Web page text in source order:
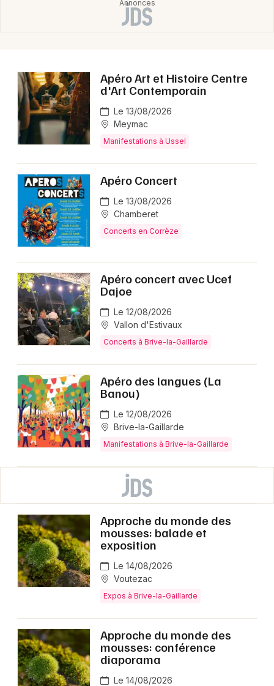
Apéro Art et Histoire Centre
d'Art Contemporain
Le 13/08/2026
Meymac
Manifestations à Ussel
Apéro Concert
Le 13/08/2026
Chamberet
Concerts en Corrèze
Apéro concert avec Ucef
Dajoe
Le 12/08/2026
Vallon d'Estivaux
Concerts à Brive-la-Gaillarde
Apéro des langues (La
Banou)
Le 12/08/2026
Brive-la-Gaillarde
Manifestations à Brive-la-Gaillarde
Approche du monde des
mousses: balade et
exposition
Le 14/08/2026
Voutezac
Expos à Brive-la-Gaillarde
Approche du monde des
mousses: conférence
diaporama
Le 14/08/2026